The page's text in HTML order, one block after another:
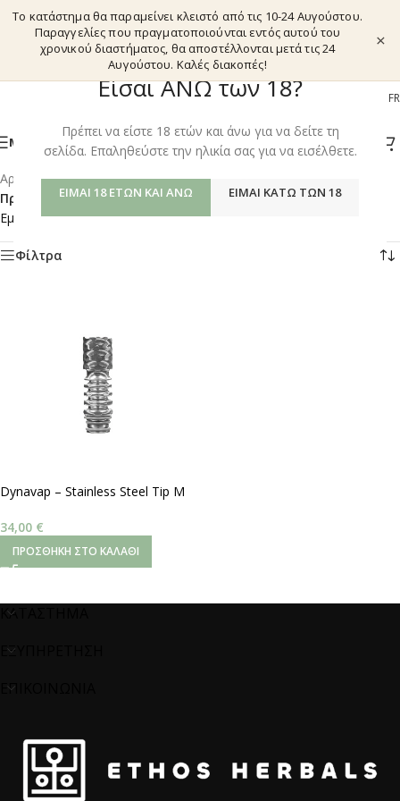
Είσαι ΑΝΩ των 18?
Πρέπει να είστε 18 ετών και άνω για να δείτε τη
σελίδα. Επαληθεύστε την ηλικία σας για να εισέλθετε.
ΕΊΜΑΙ 18 ΕΤΏΝ ΚΑΙ ΆΝΩ ΕΊΜΑΙ ΚΆΤΩ ΤΩΝ 18
Το κατάστημα θα παραμείνει κλειστό από τις 10-24 Αυγούστου.
Παραγγελίες που πραγματοποιούνται εντός αυτού του
χρονικού διαστήματος, θα αποστέλλονται μετά τις 24
Αυγούστου. Καλές διακοπές!
×
EL FR
ΜΕΝΟΎ
Αρχική σελίδα/Shop/
Προϊόντα με ετικέτα “DYNAVAP STAINLESS STEEL TIP M 2021”
Εμφάνιση του μοναδικού αποτελέσματος
Φίλτρα
Dynavap – Stainless Steel Tip M
34,00 €
ΠΡΟΣΘΉΚΗ ΣΤΟ ΚΑΛΆΘΙ
ΚΑΤΑΣΤΗΜΑ
ΕΞΥΠΗΡΕΤΗΣΗ
ΕΠΙΚΟΙΝΩΝΙΑ